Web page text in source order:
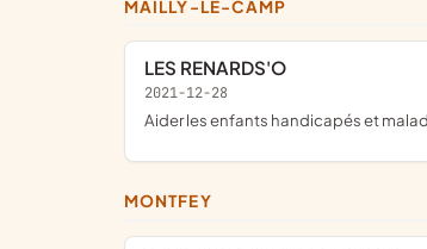
MAILLY-LE-CAMP
LES RENARDS'O
2021-12-28
aider les enfants handicapés et
MONTFEY